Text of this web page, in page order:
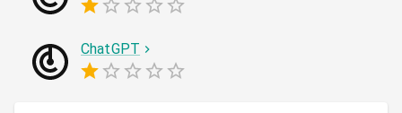
ChatGPT